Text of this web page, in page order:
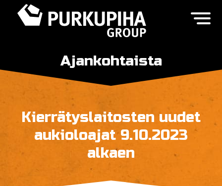
Ajankohtaista
Kierrätyslaitosten uudet
aukioloajat 9.10.2023
alkaen